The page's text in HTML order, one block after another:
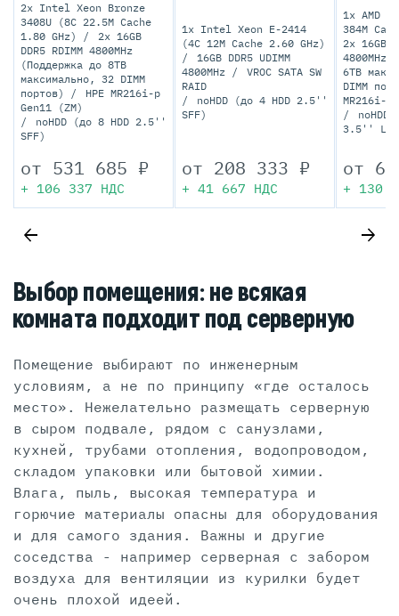
2x Intel Xeon Bronze
3408U (8C 22.5M Cache
1.80 GHz)
2x 16GB
DDR5 RDIMM 4800MHz
(Поддержка до 8TB
максимально, 32 DIMM
портов)
HPE MR216i-p
Gen11 (ZM)
noHDD (до 8 HDD 2.5''
SFF)
от 531 685 ₽
+ 106 337 НДС
1x Intel Xeon E-2414
(4C 12M Cache 2.60 GHz)
16GB DDR5 UDIMM
4800MHz
VROC SATA SW
RAID
noHDD (до 4 HDD 2.5''
SFF)
от 208 333 ₽
+ 41 667 НДС
1x AMD
384M
2x 16GB
4800MHz
6TB
DIMM
MR216i-p
noHDD
3.5''
от
+ 130
Выбор помещения: не всякая
комната подходит под серверную
Помещение выбирают по инженерным
условиям, а не по принципу «где осталось
место». Нежелательно размещать серверную
в сыром подвале, рядом с санузлами,
кухней, трубами отопления, водопроводом,
складом упаковки или бытовой химии.
Влага, пыль, высокая температура и
горючие материалы опасны для оборудования
и для самого здания. Важны и другие
соседства - например серверная с забором
воздуха для вентиляции из курилки будет
очень плохой идеей.